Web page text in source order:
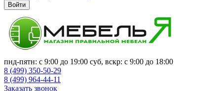
Войти
пнд-пятн: с 9:00 до 19:00 суб, вскр: с 9:00 до 18:00
8 (499) 350-50-29
8 (499) 964-44-11
Заказать звонок